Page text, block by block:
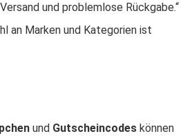
und problemlose Rückgabe.“
an Marken und Kategorien ist
und Gutscheincodes können